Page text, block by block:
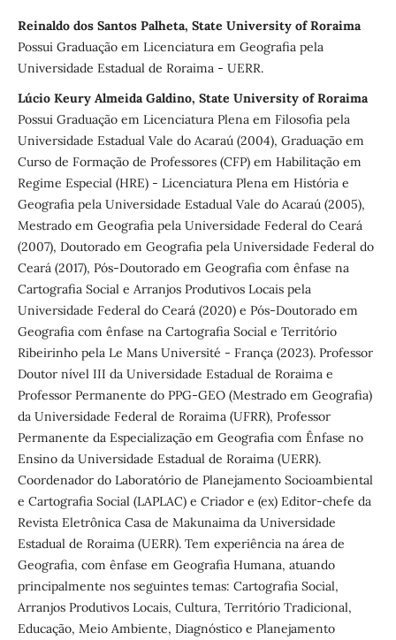
Reinaldo dos Santos Palheta, State University of Roraima
Possui Graduação em Licenciatura em Geografia pela
Universidade Estadual de Roraima - UERR.
Lúcio Keury Almeida Galdino, State University of Roraima
Possui Graduação em Licenciatura Plena em Filosofia pela
Universidade Estadual Vale do Acaraú (2004), Graduação em
Curso de Formação de Professores (CFP) em Habilitação em
Regime Especial (HRE) - Licenciatura Plena em História e
Geografia pela Universidade Estadual Vale do Acaraú (2005),
Mestrado em Geografia pela Universidade Federal do Ceará
(2007), Doutorado em Geografia pela Universidade Federal do
Ceará (2017), Pós-Doutorado em Geografia com ênfase na
Cartografia Social e Arranjos Produtivos Locais pela
Universidade Federal do Ceará (2020) e Pós-Doutorado em
Geografia com ênfase na Cartografia Social e Território
Ribeirinho pela Le Mans Université - França (2023). Professor
Doutor nível III da Universidade Estadual de Roraima e
Professor Permanente do PPG-GEO (Mestrado em Geografia)
da Universidade Federal de Roraima (UFRR), Professor
Permanente da Especialização em Geografia com Ênfase no
Ensino da Universidade Estadual de Roraima (UERR).
Coordenador do Laboratório de Planejamento Socioambiental
e Cartografia Social (LAPLAC) e Criador e (ex) Editor-chefe da
Revista Eletrônica Casa de Makunaima da Universidade
Estadual de Roraima (UERR). Tem experiência na área de
Geografia, com ênfase em Geografia Humana, atuando
principalmente nos seguintes temas: Cartografia Social,
Arranjos Produtivos Locais, Cultura, Território Tradicional,
Educação, Meio Ambiente, Diagnóstico e Planejamento